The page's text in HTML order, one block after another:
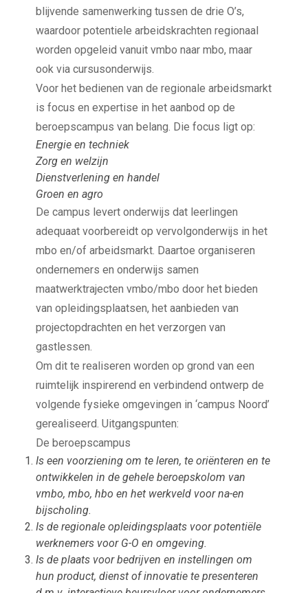
blijvende samenwerking tussen de drie O’s,
waardoor potentiele arbeidskrachten regionaal
worden opgeleid vanuit vmbo naar mbo, maar
ook via cursusonderwijs.
Voor het bedienen van de regionale arbeidsmarkt
is focus en expertise in het aanbod op de
beroepscampus van belang. Die focus ligt op:
Energie en techniek
Zorg en welzijn
Dienstverlening en handel
Groen en agro
De campus levert onderwijs dat leerlingen
adequaat voorbereidt op vervolgonderwijs in het
mbo en/of arbeidsmarkt. Daartoe organiseren
ondernemers en onderwijs samen
maatwerktrajecten vmbo/mbo door het bieden
van opleidingsplaatsen, het aanbieden van
projectopdrachten en het verzorgen van
gastlessen.
Om dit te realiseren worden op grond van een
ruimtelijk inspirerend en verbindend ontwerp de
volgende fysieke omgevingen in ‘campus Noord’
gerealiseerd. Uitgangspunten:
De beroepscampus
Is een voorziening om te leren, te oriënteren en te
ontwikkelen in de gehele beroepskolom van
vmbo, mbo, hbo en het werkveld voor na-en
bijscholing.
Is de regionale opleidingsplaats voor potentiële
werknemers voor G-O en omgeving.
Is de plaats voor bedrijven en instellingen om
hun product, dienst of innovatie te presenteren